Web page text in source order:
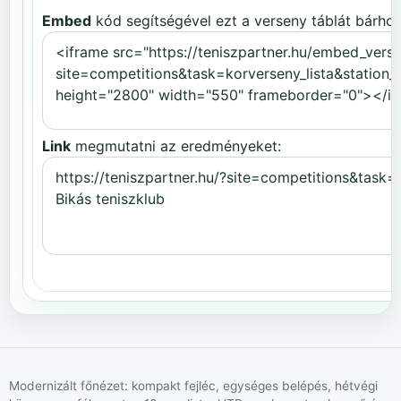
Embed kód segítségével ezt a verseny táblát
Link megmutatni az eredményeket:
Modernizált főnézet: kompakt fejléc, egységes belépés, hétvégi